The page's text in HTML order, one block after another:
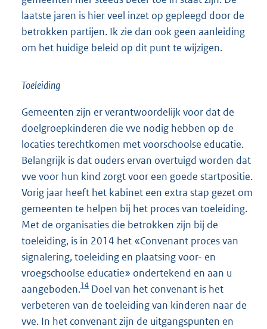
laatste jaren is hier veel inzet op gepleegd door de
betrokken partijen. Ik zie dan ook geen aanleiding
om het huidige beleid op dit punt te wijzigen.
Toeleiding
Gemeenten zijn er verantwoordelijk voor dat de
doelgroepkinderen die vve nodig hebben op de
locaties terechtkomen met voorschoolse educatie.
Belangrijk is dat ouders ervan overtuigd worden dat
vve voor hun kind zorgt voor een goede startpositie.
Vorig jaar heeft het kabinet een extra stap gezet om
gemeenten te helpen bij het proces van toeleiding.
Met de organisaties die betrokken zijn bij de
toeleiding, is in 2014 het «Convenant proces van
signalering, toeleiding en plaatsing voor- en
vroegschoolse educatie» ondertekend en aan u
aangeboden.14 Doel van het convenant is het
verbeteren van de toeleiding van kinderen naar de
vve. In het convenant zijn de uitgangspunten en